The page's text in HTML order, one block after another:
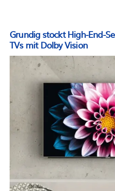
Grundig stockt High-End-
TVs mit Dolby Vision